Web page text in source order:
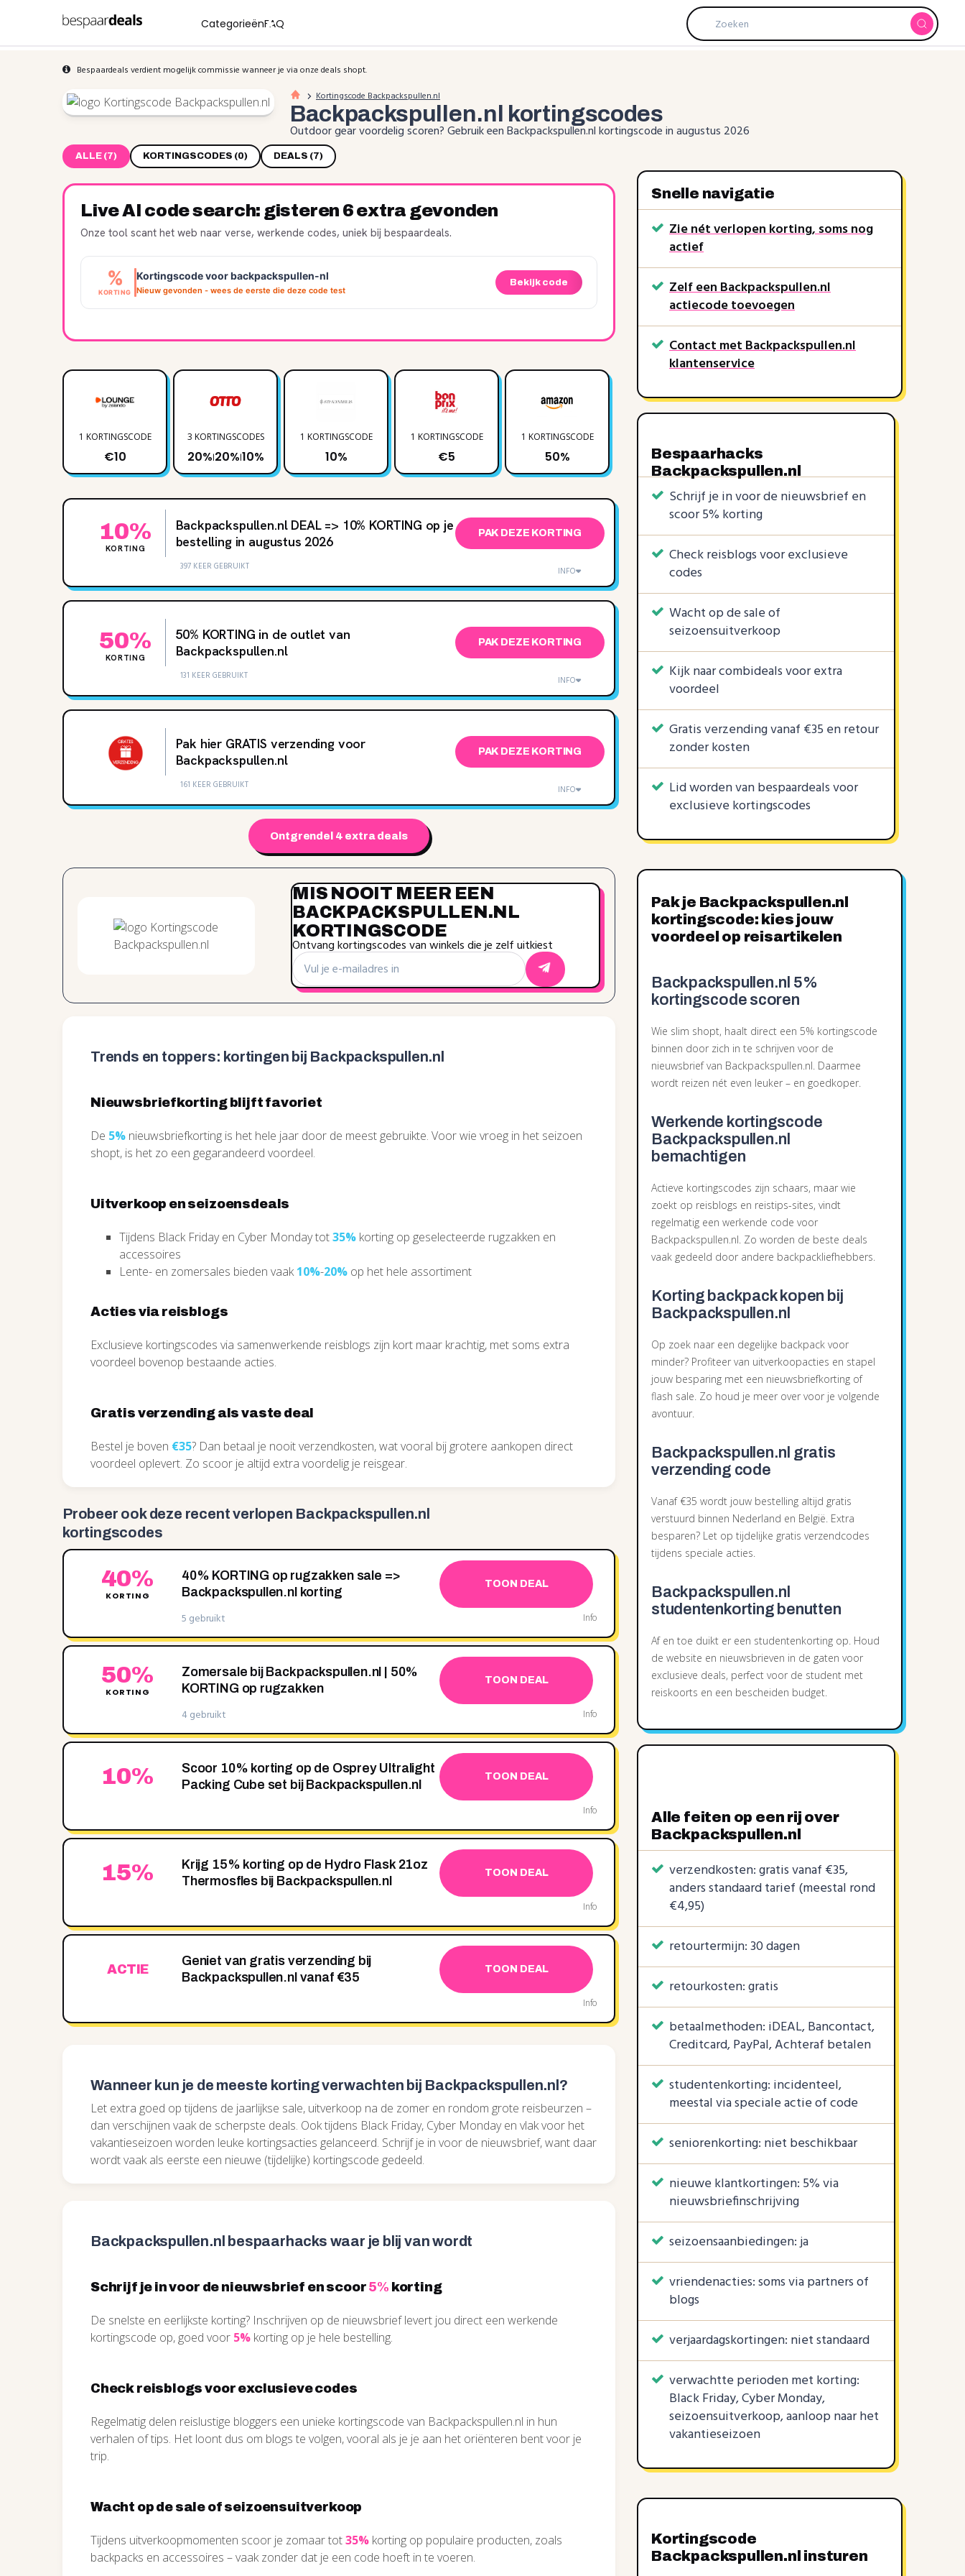
CategorieënFAQ
Bespaardeals verdient mogelijk commissie wanneer je via onze deals shopt.
Kortingscode Backpackspullen.nl
Backpackspullen.nl kortingscodes
Outdoor gear voordelig scoren? Gebruik een Backpackspullen.nl kortingscode in augustus 2026
ALLE (7) KORTINGSCODES (0) DEALS (7)
Live AI code search: gisteren 6 extra gevonden
Onze tool scant het web naar verse, werkende codes, uniek bij bespaardeals.
%
KORTING
Kortingscode voor backpackspullen-nl
Nieuw gevonden - wees de eerste die deze code test
Bekijk code
1 KORTINGSCODE
€10
3 KORTINGSCODES
20%|20%|10%
1 KORTINGSCODE
10%
1 KORTINGSCODE
€5
1 KORTINGSCODE
50% €30|€10 20%
10%
KORTING
Backpackspullen.nl DEAL => 10% KORTING op je
bestelling in augustus 2026
PAK DEZE KORTING
397 KEER GEBRUIKT INFO
50%
KORTING
50% KORTING in de outlet van
Backpackspullen.nl
PAK DEZE KORTING
131 KEER GEBRUIKT INFO
Pak hier GRATIS verzending voor
Backpackspullen.nl
PAK DEZE KORTING
161 KEER GEBRUIKT INFO
Ontgrendel 4 extra deals
MIS NOOIT MEER EEN
BACKPACKSPULLEN.NL
KORTINGSCODE
Ontvang kortingscodes van winkels die je zelf uitkiest
Trends en toppers: kortingen bij Backpackspullen.nl
Nieuwsbriefkorting blijft favoriet
De 5% nieuwsbriefkorting is het hele jaar door de meest gebruikte. Voor wie vroeg in het seizoen
shopt, is het zo een gegarandeerd voordeel.
Uitverkoop en seizoensdeals
Tijdens Black Friday en Cyber Monday tot35% korting op geselecteerde rugzakken en
accessoires
Lente- en zomersales bieden vaak10%-20% op het hele assortiment
Acties via reisblogs
Exclusieve kortingscodes via samenwerkende reisblogs zijn kort maar krachtig, met soms extra
voordeel bovenop bestaande acties.
Gratis verzending als vaste deal
Bestel je boven €35? Dan betaal je nooit verzendkosten, wat vooral bij grotere aankopen direct
voordeel oplevert. Zo scoor je altijd extra voordelig je reisgear.
Probeer ook deze recentverlopen Backpackspullen.nl
kortingscodes
40%
KORTING
40% KORTING op rugzakken sale =>
Backpackspullen.nl korting
TOON DEAL
5 gebruikt Info
50%
KORTING
Zomersale bij Backpackspullen.nl | 50%
KORTING op rugzakken
TOON DEAL
4 gebruikt Info
10%
Scoor 10% korting op de Osprey Ultralight
Packing Cube set bij Backpackspullen.nl
TOON DEAL
Info
15%
Krijg 15% korting op de Hydro Flask 21oz
Thermosfles bij Backpackspullen.nl
TOON DEAL
Info
ACTIE
Geniet van gratis verzending bij
Backpackspullen.nl vanaf €35
TOON DEAL
Info
Wanneer kun je de meeste korting verwachten bij Backpackspullen.nl?
Let extra goed op tijdens de jaarlijkse sale, uitverkoop na de zomer en rondom grote reisbeurzen –
dan verschijnen vaak de scherpste deals. Ook tijdens Black Friday, Cyber Monday en vlak voor het
vakantieseizoen worden leuke kortingsacties gelanceerd. Schrijf je in voor de nieuwsbrief, want daar
wordt vaak als eerste een nieuwe (tijdelijke) kortingscode gedeeld.
Backpackspullen.nl bespaarhacks waar je blij van wordt
Schrijf je in voor de nieuwsbrief en scoor 5% korting
De snelste en eerlijkste korting? Inschrijven op de nieuwsbrief levert jou direct een werkende
kortingscode op, goed voor 5% korting op je hele bestelling.
Check reisblogs voor exclusieve codes
Regelmatig delen reislustige bloggers een unieke kortingscode van Backpackspullen.nl in hun
verhalen of tips. Het loont dus om blogs te volgen, vooral als je je aan het oriënteren bent voor je
trip.
Wacht op de sale of seizoensuitverkoop
Tijdens uitverkoopmomenten scoor je zomaar tot35% korting op populaire producten, zoals
backpacks en accessoires – vaak zonder dat je een code hoeft in te voeren.
Snelle navigatie
Zie nét verlopen korting, soms nog
actief
Zelf een Backpackspullen.nl
actiecode toevoegen
Contact met Backpackspullen.nl
klantenservice
Bespaarhacks
Backpackspullen.nl
Schrijf je in voor de nieuwsbrief en
scoor 5% korting
Check reisblogs voor exclusieve
codes
Wacht op de sale of
seizoensuitverkoop
Kijk naar combideals voor extra
voordeel
Gratis verzending vanaf €35 en retour
zonder kosten
Lid worden van bespaardeals voor
exclusieve kortingscodes
Pak je Backpackspullen.nl
kortingscode: kies jouw
voordeel op reisartikelen
Backpackspullen.nl 5%
kortingscode scoren
Wie slim shopt, haalt direct een 5% kortingscode
binnen door zich in te schrijven voor de
nieuwsbrief van Backpackspullen.nl. Daarmee
wordt reizen nét even leuker – en goedkoper.
Werkende kortingscode
Backpackspullen.nl
bemachtigen
Actieve kortingscodes zijn schaars, maar wie
zoekt op reisblogs en reistips-sites, vindt
regelmatig een werkende code voor
Backpackspullen.nl. Zo worden de beste deals
vaak gedeeld door andere backpackliefhebbers.
Korting backpack kopen bij
Backpackspullen.nl
Op zoek naar een degelijke backpack voor
minder? Profiteer van uitverkoopacties en stapel
jouw besparing met een nieuwsbriefkorting of
flash sale. Zo houd je meer over voor je volgende
avontuur.
Backpackspullen.nl gratis
verzending code
Vanaf €35 wordt jouw bestelling altijd gratis
verstuurd binnen Nederland en België. Extra
besparen? Let op tijdelijke gratis verzendcodes
tijdens speciale acties.
Backpackspullen.nl
studentenkorting benutten
Af en toe duikt er een studentenkorting op. Houd
de website en nieuwsbrieven in de gaten voor
exclusieve deals, perfect voor de student met
reiskoorts en een bescheiden budget.
Alle feiten op een rij over
Backpackspullen.nl
verzendkosten: gratis vanaf €35,
anders standaard tarief (meestal rond
€4,95)
retourtermijn: 30 dagen
retourkosten: gratis
betaalmethoden: iDEAL, Bancontact,
Creditcard, PayPal, Achteraf betalen
studentenkorting: incidenteel,
meestal via speciale actie of code
seniorenkorting: niet beschikbaar
nieuwe klantkortingen: 5% via
nieuwsbriefinschrijving
seizoensaanbiedingen: ja
vriendenacties: soms via partners of
blogs
verjaardagskortingen: niet standaard
verwachtte perioden met korting:
Black Friday, Cyber Monday,
seizoensuitverkoop, aanloop naar het
vakantieseizoen
Kortingscode
Backpackspullen.nl insturen